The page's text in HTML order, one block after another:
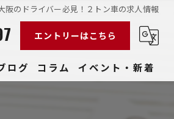
阪のドライバー必見！２トン車の求人情報
エントリーはこちら
ログ コラム イベント・新着